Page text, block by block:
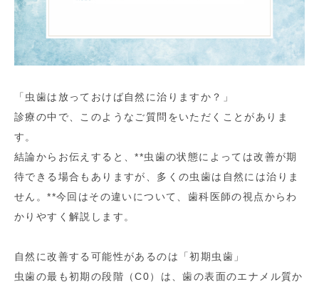
「虫歯は放っておけば自然に治りますか？」
診療の中で、このようなご質問をいただくことがありま
す。
結論からお伝えすると、**虫歯の状態によっては改善が期
待できる場合もありますが、多くの虫歯は自然には治りま
せん。**今回はその違いについて、歯科医師の視点からわ
かりやすく解説します。
自然に改善する可能性があるのは「初期虫歯」
虫歯の最も初期の段階（C0）は、歯の表面のエナメル質か